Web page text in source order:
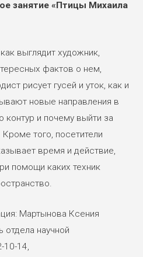
занятие‎‎ «Птицы Михаила
выглядит художник,
фактов о нем,
рисует гусей и уток, как и
новые направления в
контур и почему выйти за
того, посетители
время и действие,
помощи каких техник
Мартынова Ксения
отдела научной
10-14,